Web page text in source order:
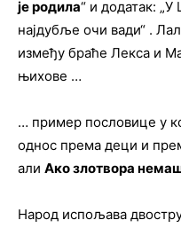
је родила“ и додатак: „У
најдубље очи вади“ .
између браће Лекса и
њихове …
… пример пословице у
однос према деци и
али Ако злотвора
На­род ис­по­ља­ва